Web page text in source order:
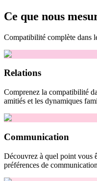
Ce que nous
Compatibilité complète dans
Relations
Comprenez la compatibilité
amitiés et les dynamiques
Communication
Découvrez à quel point vous
préférences de